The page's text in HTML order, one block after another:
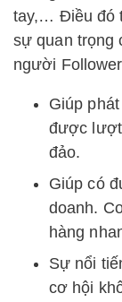
tay,… Điều đó
sự quan trọng
người
Giúp
được
đảo.
Giúp có
doanh.
hàng
Sự nổi
cơ hội